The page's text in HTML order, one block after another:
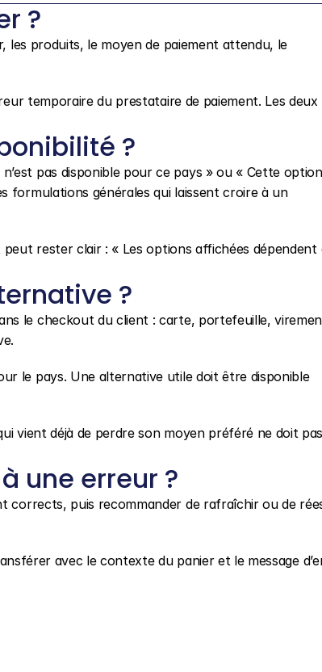
?
les produits, le moyen de paiement attendu, le
temporaire du prestataire de paiement. Les deux
?
pas disponible pour ce pays » ou « Cette
formulations générales qui laissent croire à un
rester clair : « Les options affichées dépendent
?
le checkout du client : carte, portefeuille,
le pays. Une alternative utile doit être disponible
vient déjà de perdre son moyen préféré ne doit pas
une erreur ?
corrects, puis recommander de rafraîchir ou de
avec le contexte du panier et le message